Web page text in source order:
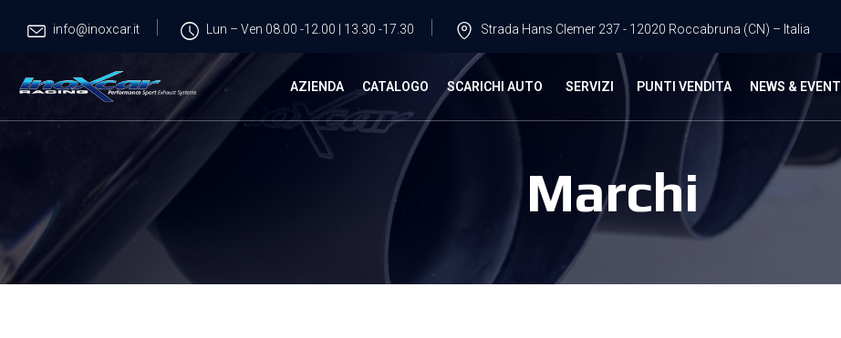
info@inoxcar.it Lun – Ven 08.00 -12.00 | 13.30 -17.30 Strada Hans Clemer 237 - 12020 Roccabruna (CN) – Italia
AZIENDA CATALOGO SCARICHI AUTO SERVIZI PUNTI VENDITA NEWS & EVENTI
Marchi